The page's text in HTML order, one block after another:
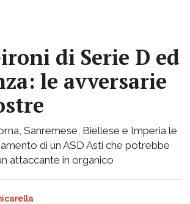
di Serie D ed
le avversarie
Sanremese, Biellese e Imperia le
di un ASD Asti che potrebbe
attaccante in organico